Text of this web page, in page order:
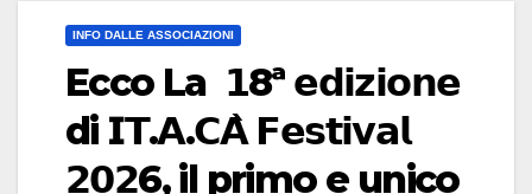
INFO DALLE ASSOCIAZIONI
Ecco La 𝟭8ª 𝗲𝗱𝗶𝘇𝗶𝗼𝗻𝗲
di 𝗜𝗧.𝗔.𝗖𝗔̀ 𝗙𝗲𝘀𝘁𝗶𝘃𝗮𝗹
𝟮𝟬𝟮6, il primo e unico